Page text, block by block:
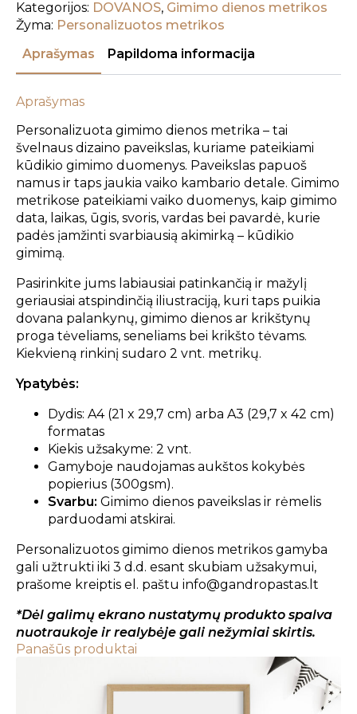
Kategorijos: DOVANOS, Gimimo dienos metrikos
Žyma: Personalizuotos metrikos
Aprašymas
Papildoma informacija
Aprašymas
Personalizuota gimimo dienos metrika – tai
švelnaus dizaino paveikslas, kuriame pateikiami
kūdikio gimimo duomenys. Paveikslas papuoš
namus ir taps jaukia vaiko kambario detale. Gimimo
metrikose pateikiami vaiko duomenys, kaip gimimo
data, laikas, ūgis, svoris, vardas bei pavardė, kurie
padės įamžinti svarbiausią akimirką – kūdikio
gimimą.
Pasirinkite jums labiausiai patinkančią ir mažylį
geriausiai atspindinčią iliustraciją, kuri taps puikia
dovana palankynų, gimimo dienos ar krikštynų
proga tėveliams, seneliams bei krikšto tėvams.
Kiekvieną rinkinį sudaro 2 vnt. metrikų.
Ypatybės:
Dydis: A4 (21 x 29,7 cm) arba A3 (29,7 x 42 cm)
formatas
Kiekis užsakyme: 2 vnt.
Gamyboje naudojamas aukštos kokybės
popierius (300gsm).
Svarbu: Gimimo dienos paveikslas ir rėmelis
parduodami atskirai.
Personalizuotos gimimo dienos metrikos gamyba
gali užtrukti iki 3 d.d. esant skubiam užsakymui,
prašome kreiptis el. paštu info@gandropastas.lt
*Dėl galimų ekrano nustatymų produkto spalva
nuotraukoje ir realybėje gali nežymiai skirtis.
Panašūs produktai